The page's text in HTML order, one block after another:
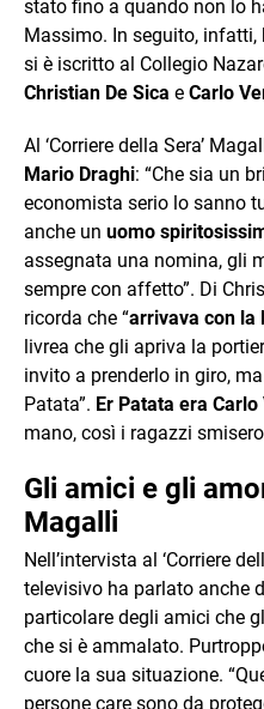
stato fino a quando non lo
Massimo. In seguito,
si è iscritto al Collegio
Christian De Sica e Carlo
Al ‘Corriere della Sera’
Mario Draghi: “Che sia un
economista serio lo sanno
anche un uomo
assegnata una nomina, gli
sempre con affetto”. Di
ricorda che “arrivava con la
livrea che gli apriva la
invito a prenderlo in giro,
Patata”. Er Patata era
mano, così i ragazzi
Gli amici e gli
Magalli
Nell’intervista al ‘Corriere
televisivo ha parlato anche
particolare degli amici che
che si è ammalato.
cuore la sua situazione.
persone care sono da